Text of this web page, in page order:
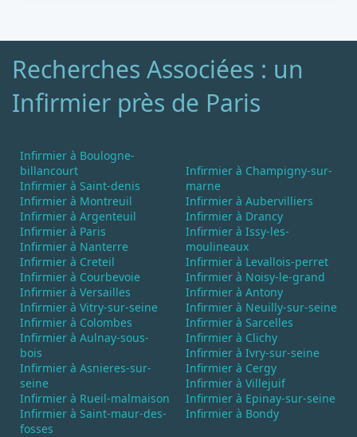
Recherches Associées : un
Infirmier près de Paris
Infirmier à Boulogne-
billancourt
Infirmier à Saint-denis
Infirmier à Montreuil
Infirmier à Argenteuil
Infirmier à Paris
Infirmier à Nanterre
Infirmier à Creteil
Infirmier à Courbevoie
Infirmier à Versailles
Infirmier à Vitry-sur-seine
Infirmier à Colombes
Infirmier à Aulnay-sous-
bois
Infirmier à Asnieres-sur-
seine
Infirmier à Rueil-malmaison
Infirmier à Saint-maur-des-
fosses
Infirmier à Champigny-sur-
marne
Infirmier à Aubervilliers
Infirmier à Drancy
Infirmier à Issy-les-
moulineaux
Infirmier à Levallois-perret
Infirmier à Noisy-le-grand
Infirmier à Antony
Infirmier à Neuilly-sur-seine
Infirmier à Sarcelles
Infirmier à Clichy
Infirmier à Ivry-sur-seine
Infirmier à Cergy
Infirmier à Villejuif
Infirmier à Epinay-sur-seine
Infirmier à Bondy